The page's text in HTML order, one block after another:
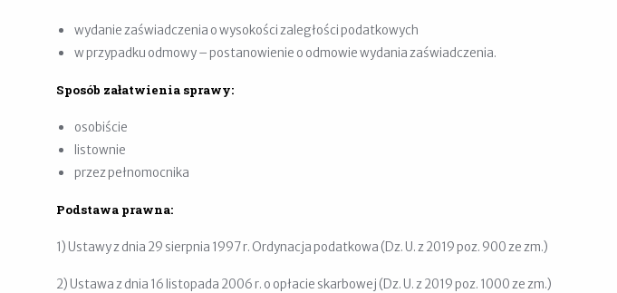
wydanie zaświadczenia o wysokości zaległości podatkowych
w przypadku odmowy – postanowienie o odmowie wydania zaświadczenia.
Sposób załatwienia sprawy:
osobiście
listownie
przez pełnomocnika
Podstawa prawna:
1) Ustawy z dnia 29 sierpnia 1997 r. Ordynacja podatkowa (Dz. U. z 2019 poz. 900 ze zm.)
2) Ustawa z dnia 16 listopada 2006 r. o opłacie skarbowej (Dz. U. z 2019 poz. 1000 ze zm.)